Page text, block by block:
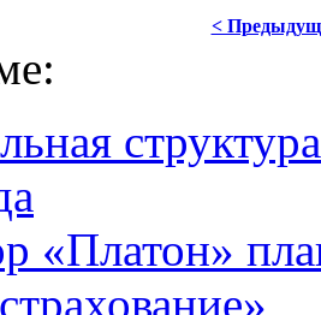
<
«Платон»